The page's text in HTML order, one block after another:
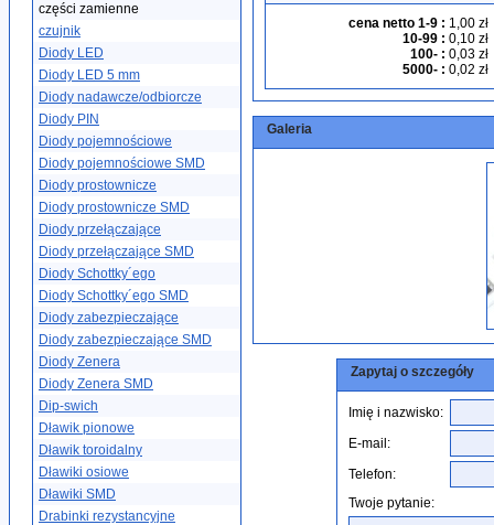
części zamienne
czujnik
Diody LED
Diody LED 5 mm
Diody nadawcze/odbiorcze
Diody PIN
Diody pojemnościowe
Diody pojemnościowe SMD
Diody prostownicze
Diody prostownicze SMD
Diody przełączające
Diody przełączające SMD
Diody Schottky´ego
Diody Schottky´ego SMD
Diody zabezpieczające
Diody zabezpieczające SMD
Diody Zenera
Diody Zenera SMD
Dip-swich
Dławik pionowe
Dławik toroidalny
Dławiki osiowe
Dławiki SMD
Drabinki rezystancyjne
cena netto 1-9 : 1,00 zł
10-99 : 0,10 zł
100- : 0,03 zł
5000- : 0,02 zł
Galeria
Zapytaj o szczegóły
Imię i nazwisko:
E-mail:
Telefon:
Twoje pytanie: